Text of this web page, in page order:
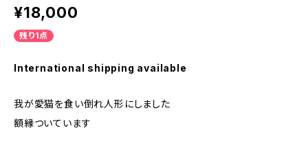
¥18,000
残り1点
International shipping available
我が愛猫を食い倒れ人形にしました
額縁ついています